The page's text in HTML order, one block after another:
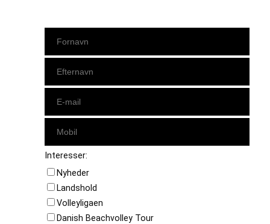
Interesser:
Nyheder
Landshold
Volleyligaen
Danish Beachvolley Tour